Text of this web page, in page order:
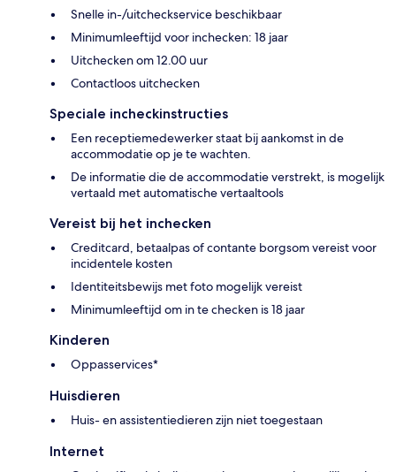
Snelle in-/uitcheckservice beschikbaar
Minimumleeftijd voor inchecken: 18 jaar
Uitchecken om 12.00 uur
Contactloos uitchecken
Speciale incheckinstructies
Een receptiemedewerker staat bij aankomst in de
accommodatie op je te wachten.
De informatie die de accommodatie verstrekt, is mogelijk
vertaald met automatische vertaaltools
Vereist bij het inchecken
Creditcard, betaalpas of contante borgsom vereist voor
incidentele kosten
Identiteitsbewijs met foto mogelijk vereist
Minimumleeftijd om in te checken is 18 jaar
Kinderen
Oppasservices*
Huisdieren
Huis- en assistentiedieren zijn niet toegestaan
Internet